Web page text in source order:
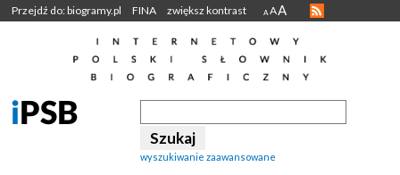
Przejdź do: biogramy.pl FINA zwiększ kontrast A AA
wyszukiwanie zaawansowane